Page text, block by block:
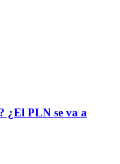
¿El PLN se va a